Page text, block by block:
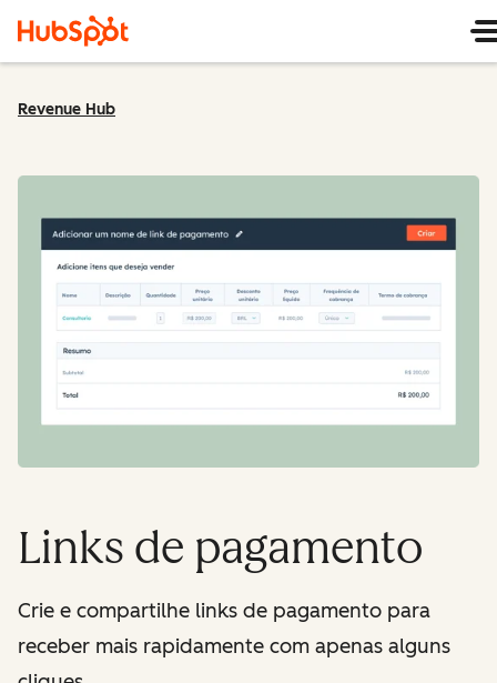
Revenue Hub
Links de pagamento
Crie e compartilhe links de pagamento para
receber mais rapidamente com apenas alguns